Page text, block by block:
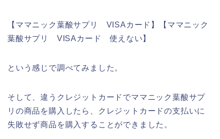
【ママニック葉酸サプリ VISAカード】【ママニック
葉酸サプリ VISAカード 使えない】
という感じで調べてみました。
そして、違うクレジットカードでママニック葉酸サプ
リの商品を購入したら、クレジットカードの支払いに
失敗せず商品を購入することができました。